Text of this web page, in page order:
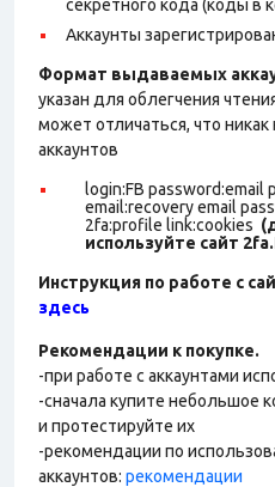
секретного кода (коды в
Аккаунты
Формат выдаваемых
указан для облегчения
может отличаться, что никак
аккаунтов
login:FB password:email
email:recovery email
2fa:profile link:cookies
используйте сайт
Инструкция по работе с
здесь
Рекомендации к покупке.
-при работе с аккаунтами
-сначала купите небольшое
и протестируйте их
-рекомендации по
аккаунтов: рекомендации